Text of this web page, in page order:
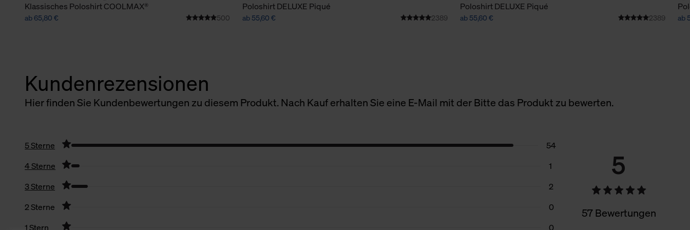
Klassisches Poloshirt COOLMAX®
ab 65,80 € 500
Poloshirt DELUXE Piqué
ab 55,60 € 2389
Poloshirt DELUXE Piqué
ab 55,60 € 2389 ab
Kundenrezensionen
Hier finden Sie Kundenbewertungen zu diesem Produkt. Nach Kauf erhalten Sie eine E-Mail mit der Bitte das Produkt zu bewerten.
5
57 Bewertungen
5 Sterne
54
4 Sterne
1
3 Sterne
2
2 Sterne
0
1 Stern
0